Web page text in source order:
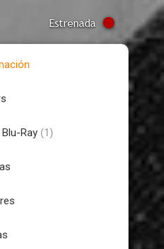
Estrenada
Ray (1)